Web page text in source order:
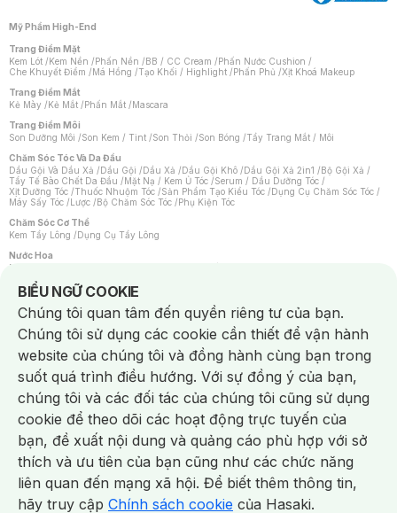
Mỹ Phẩm High-End
Trang Điểm Mặt
Kem Lót /Kem Nền /Phấn Nền /BB / CC Cream /Phấn Nước Cushion /
Che Khuyết Điểm /Má Hồng /Tạo Khối / Highlight /Phấn Phủ /Xịt Khoá Makeup
Trang Điểm Mắt
Kẻ Mày /Kẻ Mắt /Phấn Mắt /Mascara
Trang Điểm Môi
Son Dưỡng Môi /Son Kem / Tint /Son Thỏi /Son Bóng /Tẩy Trang Mắt / Môi
Chăm Sóc Tóc Và Da Đầu
Dầu Gội Và Dầu Xả /Dầu Gội /Dầu Xả /Dầu Gội Khô /Dầu Gội Xả 2in1 /Bộ Gội Xả /
Tẩy Tế Bào Chết Da Đầu /Mặt Nạ / Kem Ủ Tóc /Serum / Dầu Dưỡng Tóc /
Xịt Dưỡng Tóc /Thuốc Nhuộm Tóc /Sản Phẩm Tạo Kiểu Tóc /Dụng Cụ Chăm Sóc Tóc /
Máy Sấy Tóc /Lược /Bộ Chăm Sóc Tóc /Phụ Kiện Tóc
Chăm Sóc Cơ Thể
Kem Tẩy Lông /Dụng Cụ Tẩy Lông
Nước Hoa
Nước Hoa Nữ
Chăm Sóc Cá Nhân
Chống Muỗi /Khẩu Trang /Máy Massage/Mặt Nạ Xông Hơi /Nước Rửa Tay/
Sản Phẩm Chăm Sóc Khác /Bàn Chải Đánh Răng /Bàn Chải Điện/
Hỗ Trợ Trắng Răng/Kem Đánh Răng /Máy Tăm Nước/ Nước Súc Miệng/
Tăm / Chỉ Nha Khoa/ Xịt Thơm Miệng / Dung Dịch Vệ Sinh/Dưỡng Vùng Kín/
Khăn Ướt Vệ Sinh Vùng Kín/Băng Vệ Sinh/Tampon/Bọt Cạo Râu /Dao Cạo Râu/
Máy Cạo Râu
Vấn Đề Về Da
Da Dầu / Lỗ Chân Lông To/ Da Khô / Mất Nước/ Da Lão Hóa/ Da Mụn/
Da Nhạy Cảm / Kích Ứng
Da Xỉn Màu Thâm / Nám / Tàn Nhang
Quầng Thâm & Bọng Mắt /Sẹo /Viêm Da Cơ Địa
Dụng Cụ / Phụ Kiện Chăm Sóc Da
Bông Tẩy Trang
Khăn Lau Mặt Khô Dụng Cụ / Máy Rửa Mặt Máy Chăm Sóc Da
Dụng Cụ Chăm Sóc Khác
BIỂU NGỮ COOKIE
Notice about cookies usage
Chúng tôi quan tâm đến quyền riêng tư của bạn.
Chúng tôi sử dụng các cookie cần thiết để vận hành
website của chúng tôi và đồng hành cùng bạn trong
suốt quá trình điều hướng. Với sự đồng ý của bạn,
chúng tôi và các đối tác của chúng tôi cũng sử dụng
cookie để theo dõi các hoạt động trực tuyến của
bạn, đề xuất nội dung và quảng cáo phù hợp với sở
thích và ưu tiên của bạn cũng như các chức năng
liên quan đến mạng xã hội. Để biết thêm thông tin,
hãy truy cập Chính sách cookie của Hasaki.